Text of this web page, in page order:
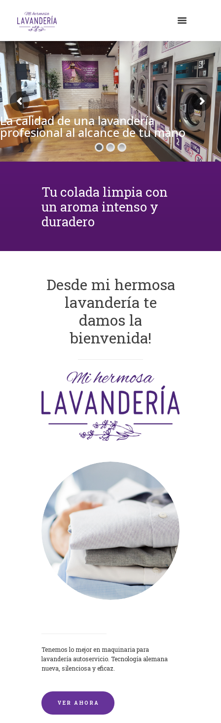
La calidad de una lavandería
profesional al alcance de tu mano
Tu colada limpia con
un aroma intenso y
duradero
Desde mi hermosa
lavandería te
damos la
bienvenida!
Tenemos lo mejor en maquinaria para
lavandería autoservicio. Tecnología alemana
nueva, silenciosa y eficaz.
VER AHORA